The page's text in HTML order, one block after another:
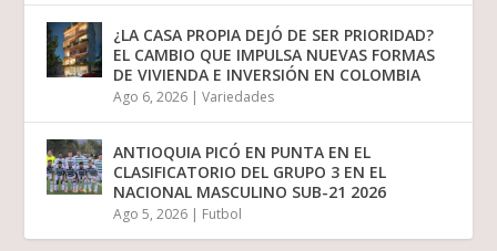
¿LA CASA PROPIA DEJÓ DE SER PRIORIDAD?
EL CAMBIO QUE IMPULSA NUEVAS FORMAS
DE VIVIENDA E INVERSIÓN EN COLOMBIA
Ago 6, 2026 |Variedades
ANTIOQUIA PICÓ EN PUNTA EN EL
CLASIFICATORIO DEL GRUPO 3 EN EL
NACIONAL MASCULINO SUB-21 2026
Ago 5, 2026 | Futbol